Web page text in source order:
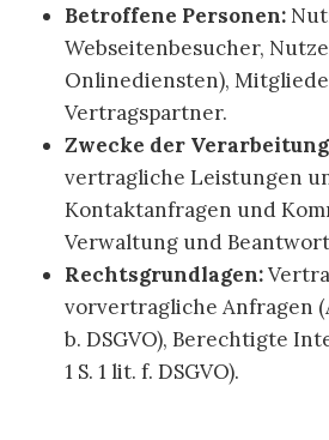
Betroffene Personen:
Webseitenbesucher,
Onlinediensten),
Vertragspartner.
Zwecke der
vertragliche Leistungen
Kontaktanfragen und
Verwaltung und
Rechtsgrundlagen:
vorvertragliche Anfragen
b. DSGVO), Berechtigte
1 S. 1 lit. f. DSGVO).